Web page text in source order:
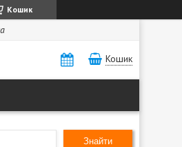
Кошик
Кошик
Знайти